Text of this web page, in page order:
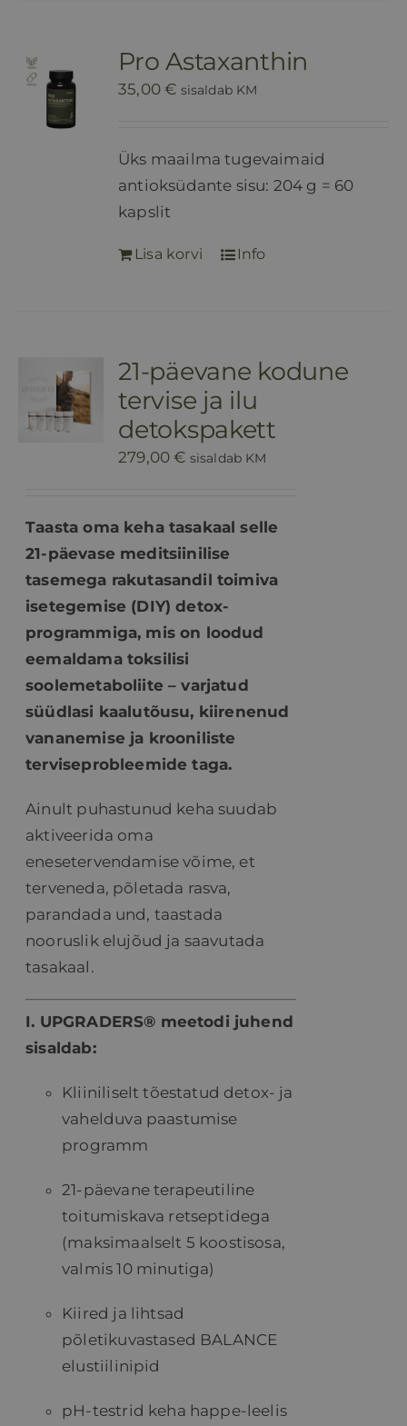
Pro Astaxanthin
35,00€ sisaldab KM
Üks maailma tugevaimaid
antioksüdante sisu: 204 g = 60
kapslit
Lisa korvi Info
21-päevane kodune
tervise ja ilu
detokspakett
279,00€ sisaldab KM
Taasta oma keha tasakaal selle
21-päevase meditsiinilise
tasemega rakutasandil toimiva
isetegemise (DIY) detox-
programmiga, mis on loodud
eemaldama toksilisi
soolemetaboliite – varjatud
süüdlasi kaalutõusu, kiirenenud
vananemise ja krooniliste
terviseprobleemide taga.
Ainult puhastunud keha suudab
aktiveerida oma
enesetervendamise võime, et
terveneda, põletada rasva,
parandada und, taastada
nooruslik elujõud ja saavutada
tasakaal.
I. UPGRADERS® meetodi juhend
sisaldab:
Kliiniliselt tõestatud detox- ja
vahelduva paastumise
programm
21-päevane terapeutiline
toitumiskava retseptidega
(maksimaalselt 5 koostisosa,
valmis 10 minutiga)
Kiired ja lihtsad
põletikuvastased BALANCE
elustiilinipid
pH-testrid keha happe-leelis